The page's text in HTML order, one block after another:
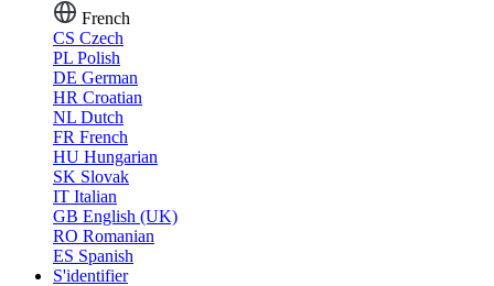
French
CS Czech
PL Polish
DE German
HR Croatian
NL Dutch
FR French
HU Hungarian
SK Slovak
IT Italian
GB English (UK)
RO Romanian
ES Spanish
S'identifier